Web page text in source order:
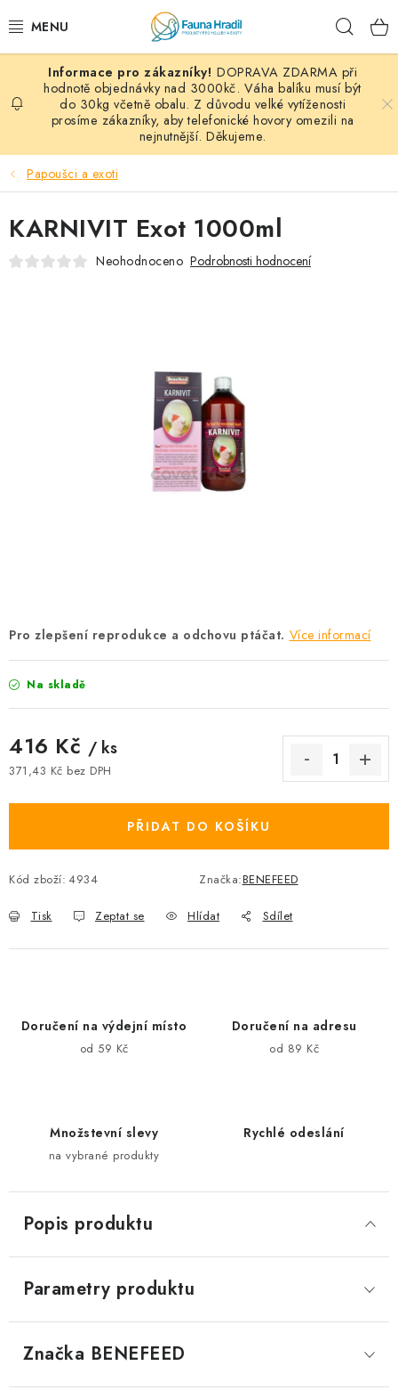
na
PAPOUŠCI A EXOTI
ZRNINY A OBILOVINY
MDM KRMIVA
BLOG
KONTAKT
VÝPRODEJ
ZNAČKY
Detail objednávky
Obchodní podmínky
Mapa serveru Kontakt
DOPRAVA ZDARMA při
hodnotě objednávky nad 3000kč. Váha balíku musí být
do 30kg včetně obalu. Z důvodu velké vytíženosti
prosíme zákazníky, aby telefonické hovory omezili na
nejnutnější. Děkujeme.
Papoušci a exoti
Pro zlepšení reprodukce a odchovu ptáčat. Více informací
Na skladě
416 Kč / ks
371,43 Kč bez DPH
PŘIDAT DO KOŠÍKU
Kód zboží: 4934 Značka:BENEFEED
Tisk Zeptat se Hlídat Sdílet
KARNIVIT Exot 1000ml
Neohodnoceno Podrobnosti hodnocení
Doručení na výdejní místo
od 59 Kč
Doručení na adresu
od 89 Kč
Množstevní slevy
na vybrané produkty
Rychlé odeslání
Popis produktu
Parametry produktu
Značka BENEFEED